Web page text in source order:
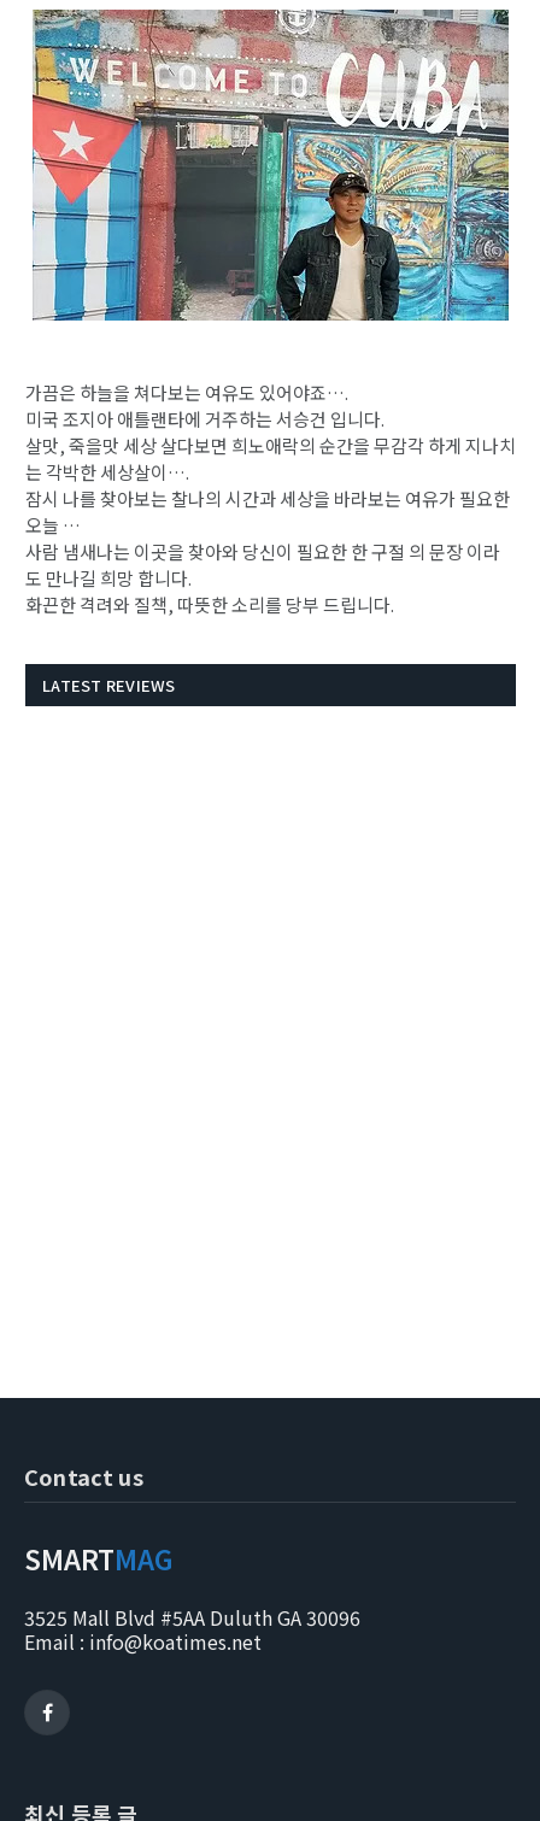
가끔은 하늘을 쳐다보는 여유도 있어야죠….
미국 조지아 애틀랜타에 거주하는 서승건 입니다.
살맛, 죽을맛 세상 살다보면 희노애락의 순간을 무감각 하게 지나치
는 각박한 세상살이….
잠시 나를 찾아보는 찰나의 시간과 세상을 바라보는 여유가 필요한
오늘 …
사람 냄새나는 이곳을 찾아와 당신이 필요한 한 구절 의 문장 이라
도 만나길 희망 합니다.
​화끈한 격려와 질책, 따뜻한 소리를 당부 드립니다.
LATEST REVIEWS
Contact us
SMARTMAG
3525 Mall Blvd #5AA Duluth GA 30096
Email : info@koatimes.net
Facebook
최신 등록 글